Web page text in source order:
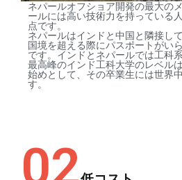
ネパールオフショア開発の最大の
ールには高い技術力を持っている
点です。
ネパールはインドと中国と隣接し
国境を超える際にパスポートがい
です。インドとネパールでは工科
最高峰のインド工科大学のレベル
始めとして、その卒業生には世界
す。
02